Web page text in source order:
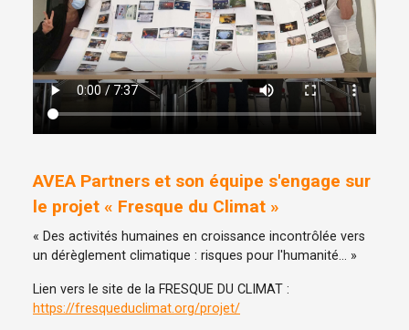
AVEA Partners et son équipe s'engage sur
le projet « Fresque du Climat »
« Des activités humaines en croissance incontrôlée vers
un dérèglement climatique : risques pour l'humanité… »
Lien vers le site de la FRESQUE DU CLIMAT :
https://fresqueduclimat.org/projet/